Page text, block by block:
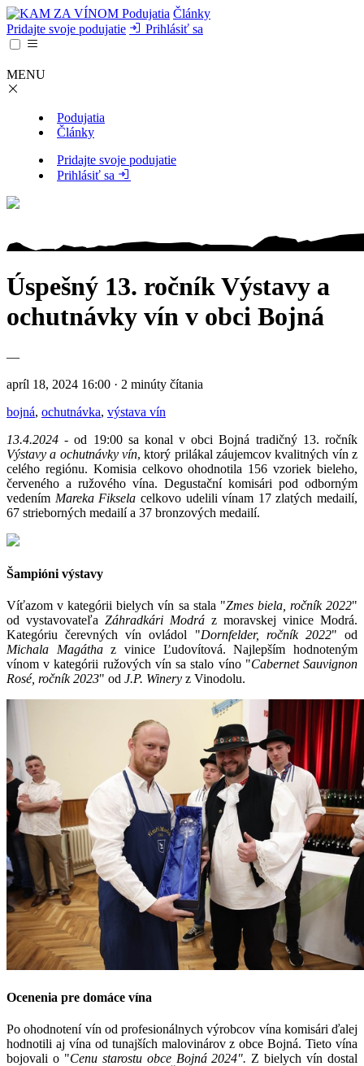
Podujatia Články
Pridajte svoje podujatie
Prihlásiť sa
MENU
Podujatia
Články
Pridajte svoje podujatie
Prihlásiť sa
Úspešný 13. ročník Výstavy a
ochutnávky vín v obci Bojná
—
apríl 18, 2024 16:00 · 2 minúty čítania
bojná, ochutnávka, výstava vín
13.4.2024 - od 19:00 sa konal v obci Bojná tradičný 13. ročník
Výstavy a ochutnávky vín, ktorý prilákal záujemcov kvalitných vín z
celého regiónu. Komisia celkovo ohodnotila 156 vzoriek bieleho,
červeného a ružového vína. Degustační komisári pod odborným
vedením Mareka Fiksela celkovo udelili vínam 17 zlatých medailí,
67 strieborných medailí a 37 bronzových medailí.
Šampióni výstavy
Víťazom v kategórii bielych vín sa stala "Zmes biela, ročník 2022"
od vystavovateľa Záhradkári Modrá z moravskej vinice Modrá.
Kategóriu čerevných vín ovládol "Dornfelder, ročník 2022" od
Michala Magáthaz vinice Ľudovítová. Najlepším hodnoteným
vínom v kategórii ružových vín sa stalo víno "Cabernet Sauvignon
Rosé, ročník 2023" od J.P. Winery z Vinodolu.
Ocenenia pre domáce vína
Po ohodnotení vín od profesionálnych výrobcov vína komisári ďalej
hodnotili aj vína od tunajších malovinárov z obce Bojná. Tieto vína
bojovali o "Cenu starostu obce Bojná 2024". Z bielych vín dostal